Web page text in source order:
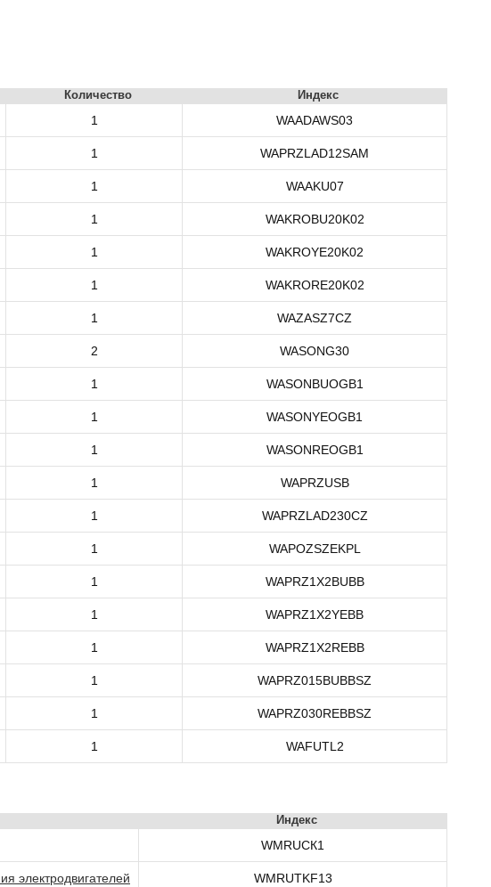
Количество Индекс
1 WAADAWS03
1 WAPRZLAD12SAM
1 WAAKU07
1 WAKROBU20K02
1 WAKROYE20K02
1 WAKRORE20K02
1 WAZASZ7CZ
2 WASONG30
1 WASONBUOGB1
1 WASONYEOGB1
1 WASONREOGB1
1 WAPRZUSB
1 WAPRZLAD230CZ
1 WAPOZSZEKPL
1 WAPRZ1X2BUBB
1 WAPRZ1X2YEBB
1 WAPRZ1X2REBB
1 WAPRZ015BUBBSZ
1 WAPRZ030REBBSZ
1 WAFUTL2
Индекс
WMRUСК1
электродвигателей WMRUTKF13